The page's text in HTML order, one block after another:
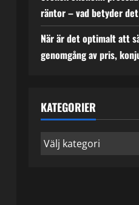
räntor – vad betyder
När är det optimalt att
genomgång av pris,
KATEGORIER
Kategorier